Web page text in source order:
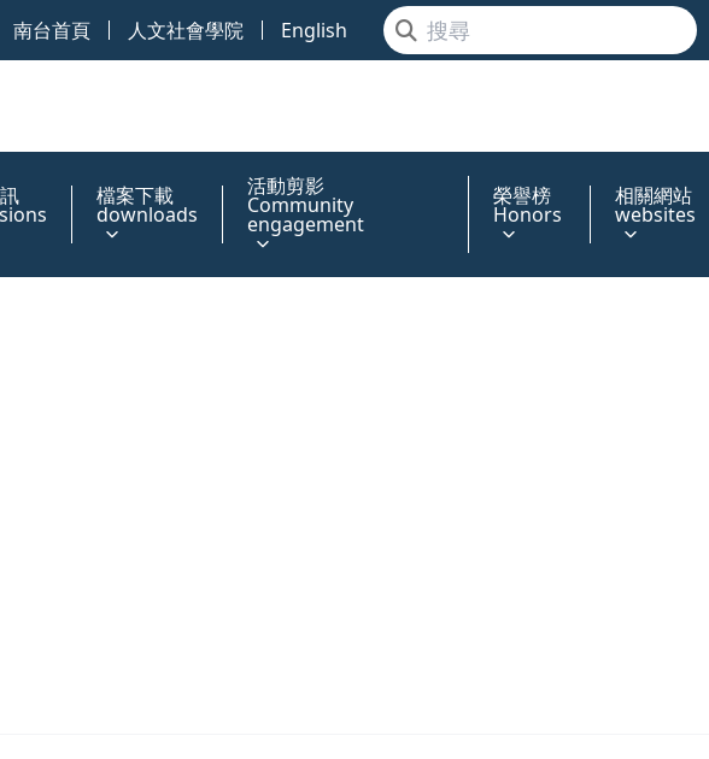
南台首頁 人文社會學院 English
檔案下載
downloads
活動剪影
Community
engagement
榮譽榜
Honors
相關網站
websites